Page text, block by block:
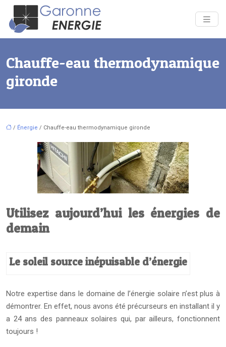
Chauffe-eau thermodynamique
gironde
/ Énergie / Chauffe-eau thermodynamique gironde
Utilisez aujourd’hui les énergies de
demain
Le soleil source inépuisable d’énergie
Notre expertise dans le domaine de l’énergie solaire n’est plus à
démontrer. En effet, nous avons été précurseurs en installant il y
a 24 ans des panneaux solaires qui, par ailleurs, fonctionnent
toujours !